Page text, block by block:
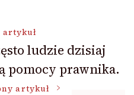
ludzie dzisiaj
pomocy prawnika.
artykuł